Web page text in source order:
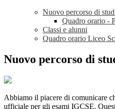
Nuovo percorso di
Quadro orario -
Classi e alunni
Quadro orario Liceo
Nuovo percorso di
Abbiamo il piacere di comunicare
ufficiale per gli esami IGCSE.